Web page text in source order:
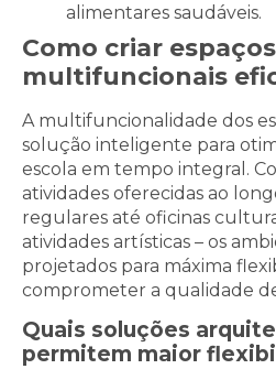
alimentares saudáveis.
Como criar espaços
multifuncionais
A multifuncionalidade dos
solução inteligente para
escola em tempo integral.
atividades oferecidas ao
regulares até oficinas
atividades artísticas – os
projetados para máxima
comprometer a qualidade
Quais soluções
permitem maior